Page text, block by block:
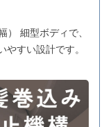
細型ボディで、
すい設計です。